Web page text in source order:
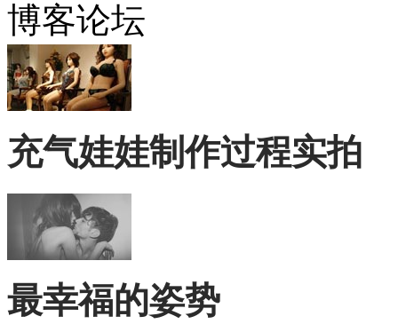
博客论坛
充气娃娃制作过程实拍
最幸福的姿势